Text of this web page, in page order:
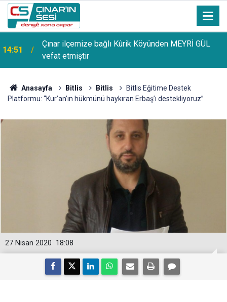
14:51
Çınar ilçemize bağlı Kûrik Köyünden MEYRİ GÜL
vefat etmiştir
Anasayfa Bitlis Bitlis
Bitlis Eğitime Destek
Platformu: “Kur’an’ın hükmünü haykıran Erbaş’ı destekliyoruz”
18:08
27 Nisan 2020